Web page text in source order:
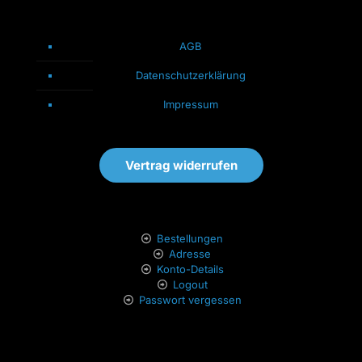
AGB
Datenschutzerklärung
Impressum
Vertrag widerrufen
Bestellungen
Adresse
Konto-Details
Logout
Passwort vergessen